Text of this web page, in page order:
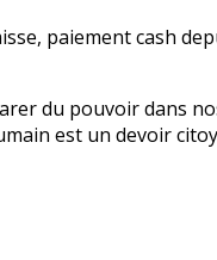
paiement cash
du pouvoir dans
est un devoir